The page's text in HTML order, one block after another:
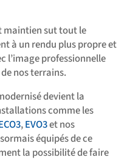
maintien sut tout le
à un rendu plus propre et
l’image professionnelle
nos terrains.
devient la
comme les
,EVO3et nos
équipés de ce
la possibilité de faire